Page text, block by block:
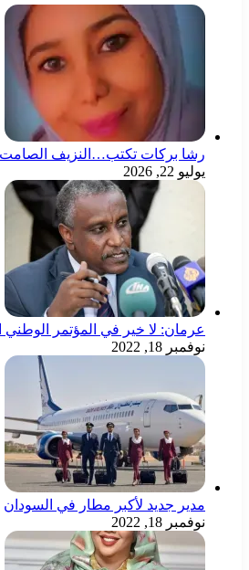
رشا بركات تكتب…النزيف
يوليو 22, 2026
عرمان: لا خير في المؤتمر الوطني
نوفمبر 18, 2022
مدير جديد لأكبر مطار في السودان
نوفمبر 18, 2022